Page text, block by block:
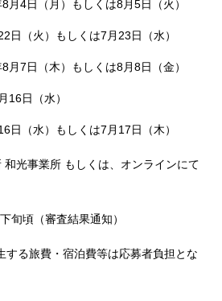
4日（月）もしくは8月5日（火）
日（火）もしくは7月23日（水）
月7日（木）もしくは8月8日（金）
16日（水）
日（水）もしくは7月17日（木）
光事業所 もしくは、オンラインにて
旬頃（審査結果通知）
する旅費・宿泊費等は応募者負担とな